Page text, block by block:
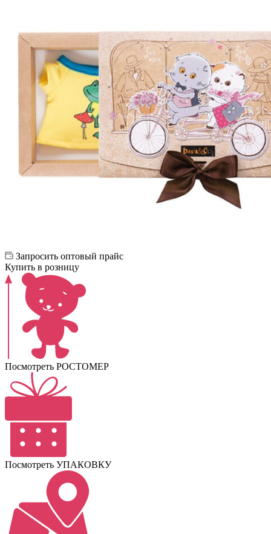
Запросить оптовый прайс
Купить в розницу
Посмотреть РОСТОМЕР
Посмотреть УПАКОВКУ